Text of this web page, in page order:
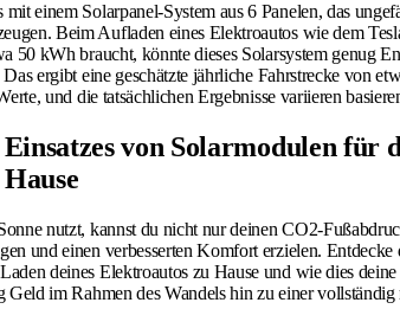
einem Solarpanel-System aus 6 Panelen, das
Beim Aufladen eines Elektroautos wie dem
50 kWh braucht, könnte dieses Solarsystem genug
ergibt eine geschätzte jährliche Fahrstrecke von
und die tatsächlichen Ergebnisse variieren
von Solarmodulen für
nutzt, kannst du nicht nur deinen CO2-
und einen verbesserten Komfort erzielen. Entdecke
deines Elektroautos zu Hause und wie dies
Geld im Rahmen des Wandels hin zu einer